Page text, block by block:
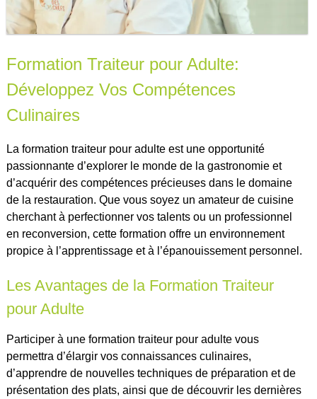
Formation Traiteur pour Adulte:
Développez Vos Compétences
Culinaires
La formation traiteur pour adulte est une opportunité
passionnante d’explorer le monde de la gastronomie et
d’acquérir des compétences précieuses dans le domaine
de la restauration. Que vous soyez un amateur de cuisine
cherchant à perfectionner vos talents ou un professionnel
en reconversion, cette formation offre un environnement
propice à l’apprentissage et à l’épanouissement personnel.
Les Avantages de la Formation Traiteur
pour Adulte
Participer à une formation traiteur pour adulte vous
permettra d’élargir vos connaissances culinaires,
d’apprendre de nouvelles techniques de préparation et de
présentation des plats, ainsi que de découvrir les dernières